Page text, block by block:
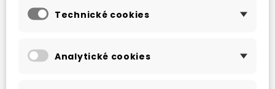
THE QUEST
THE PROMISE
Technické cookies
Analytické cookies